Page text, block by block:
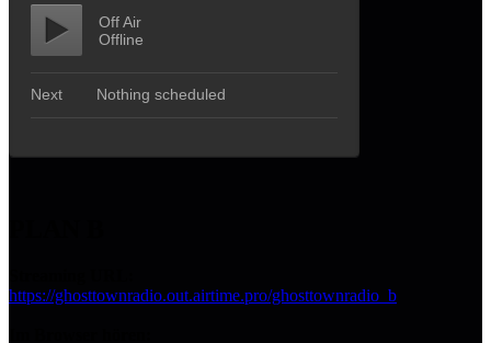
https://ghosttownradio.out.airtime.pro/ghosttownradio_b